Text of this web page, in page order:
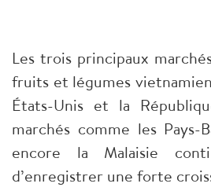
Les trois principaux
fruits et légumes
États-Unis et la
marchés comme les Pays-
encore la Malaisie
d’enregistrer une forte